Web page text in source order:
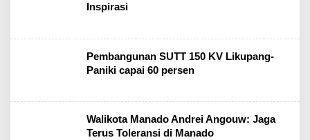
Inspirasi
Pembangunan SUTT 150 KV Likupang-
Paniki capai 60 persen
Walikota Manado Andrei Angouw: Jaga
Terus Toleransi di Manado